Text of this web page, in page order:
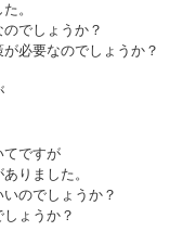
。
でしょうか？
必要なのでしょうか？
ですが
りました。
のでしょうか？
ょうか？